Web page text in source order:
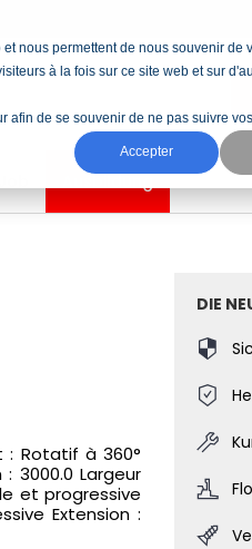
nous permettent de nous souvenir de
à la fois sur ce site web et sur
afin de se souvenir de ne pas suivre
Accepter
: Rotatif à 360°
3000.0 Largeur
et progressive
Extension :
DIE